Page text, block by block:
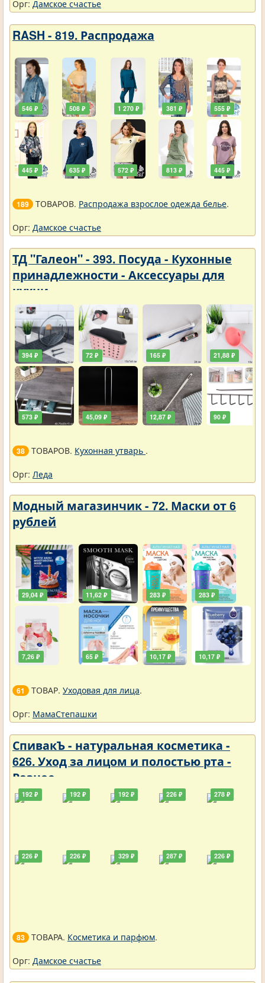
Орг: Дамское счастье
RASH - 819. Распродажа
546 ₽
445 ₽
508 ₽
635 ₽
1 270 ₽
572 ₽
381 ₽
813 ₽
555 ₽
445 ₽
189 ТОВАРОВ. Распродажа взрослое одежда белье.
Орг: Дамское счастье
ТД "Галеон" - 393. Посуда - Кухонные
принадлежности - Аксессуары для
кухни
394 ₽
573 ₽
72 ₽
45,09 ₽
165 ₽
12,87 ₽
21,88 ₽
90 ₽
38 ТОВАРОВ. Кухонная утварь .
Орг: Леда
Модный магазинчик - 72. Маски от 6
рублей
29,04 ₽
7,26 ₽
11,62 ₽
65 ₽
283 ₽
10,17 ₽
283 ₽
10,17 ₽
61 ТОВАР. Уходовая для лица.
Орг: МамаСтепашки
СпивакЪ - натуральная косметика -
626. Уход за лицом и полостью рта -
Разное
192 ₽
226 ₽
192 ₽
226 ₽
192 ₽
329 ₽
226 ₽
287 ₽
278 ₽
226 ₽
83 ТОВАРА. Косметика и парфюм.
Орг: Дамское счастье